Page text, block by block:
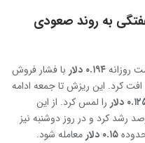
به روند صعودی
۰.۱۹۴ دلار با فشار فروش
۱۰ روز بیش از ۳۲ درصد افت کرد. این ریزش تا جمعه ادامه
دلار را لمس کرد. از این
در تعطیلات آخر هفته ۱۳ درصد رشد کرد و در روز دوشنبه نیز
۰.۱۵ دلار معامله شود.